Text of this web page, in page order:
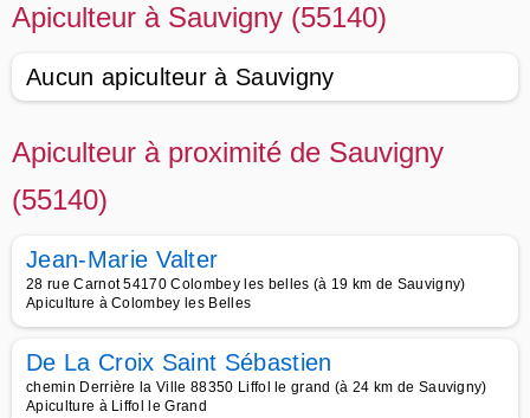
Apiculteur à Sauvigny (55140)
Aucun apiculteur à Sauvigny
Apiculteur à proximité de Sauvigny
(55140)
Jean-Marie Valter
28 rue Carnot 54170 Colombey les belles (à 19 km de Sauvigny)
Apiculture à Colombey les Belles
De La Croix Saint Sébastien
chemin Derrière la Ville 88350 Liffol le grand (à 24 km de Sauvigny)
Apiculture à Liffol le Grand